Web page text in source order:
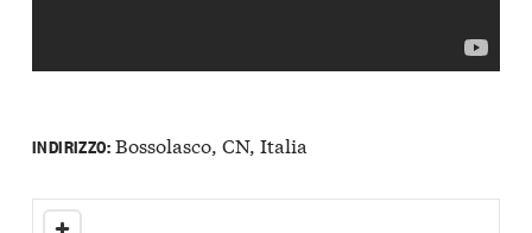
INDIRIZZO:Bossolasco, CN, Italia